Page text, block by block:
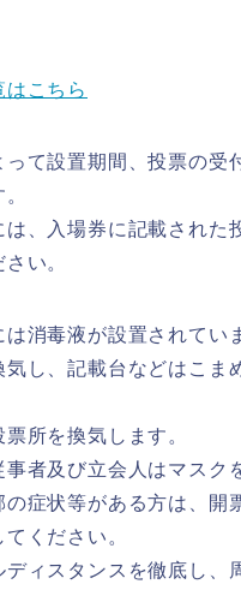
こちら
て設置期間、投票の受
は、入場券に記載された
い。
は消毒液が設置されてい
気し、記載台などはこま
票所を換気します。
事者及び立会人はマスク
の症状等がある方は、開
ください。
ディスタンスを徹底し、